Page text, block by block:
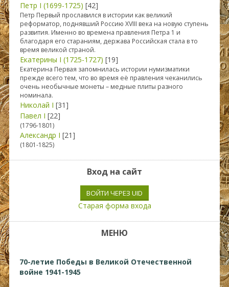
Петр I (1699-1725) [42]
Петр Первый прославился в истории как великий
реформатор, поднявший Россию XVIII века на новую ступень
развития. Именно во времена правления Петра 1 и
благодаря его стараниям, держава Российская стала в то
время великой страной.
Екатерины I (1725-1727) [19]
Екатерина Первая запомнилась истории нумизматики
прежде всего тем, что во время её правления чеканились
очень необычные монеты – медные плиты разного
номинала.
Николай I [31]
Павел I [22]
(1796-1801)
Александр I [21]
(1801-1825)
Вход на сайт
ВОЙТИ ЧЕРЕЗ UID
Старая форма входа
МЕНЮ
70-летие Победы в Великой Отечественной
войне 1941-1945